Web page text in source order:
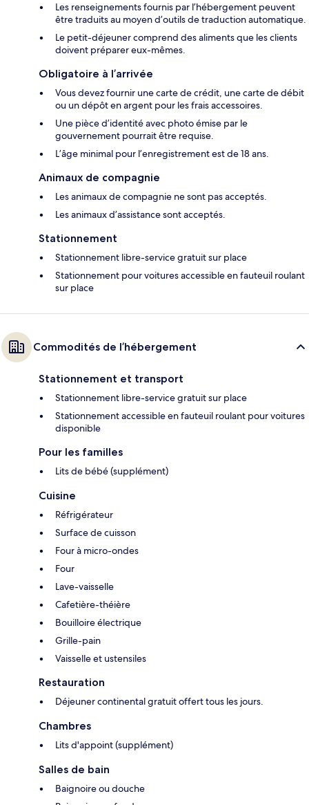
Les renseignements fournis par l’hébergement peuvent
être traduits au moyen d’outils de traduction automatique.
Le petit-déjeuner comprend des aliments que les clients
doivent préparer eux-mêmes.
Obligatoire à l’arrivée
Vous devez fournir une carte de crédit, une carte de débit
ou un dépôt en argent pour les frais accessoires.
Une pièce d’identité avec photo émise par le
gouvernement pourrait être requise.
L’âge minimal pour l’enregistrement est de 18 ans.
Animaux de compagnie
Les animaux de compagnie ne sont pas acceptés.
Les animaux d’assistance sont acceptés.
Stationnement
Stationnement libre-service gratuit sur place
Stationnement pour voitures accessible en fauteuil roulant
sur place
Commodités de l’hébergement
Stationnement et transport
Stationnement libre-service gratuit sur place
Stationnement accessible en fauteuil roulant pour voitures
disponible
Pour les familles
Lits de bébé (supplément)
Cuisine
Réfrigérateur
Surface de cuisson
Four à micro-ondes
Four
Lave-vaisselle
Cafetière-théière
Bouilloire électrique
Grille-pain
Vaisselle et ustensiles
Restauration
Déjeuner continental gratuit offert tous les jours.
Chambres
Lits d'appoint (supplément)
Salles de bain
Baignoire ou douche